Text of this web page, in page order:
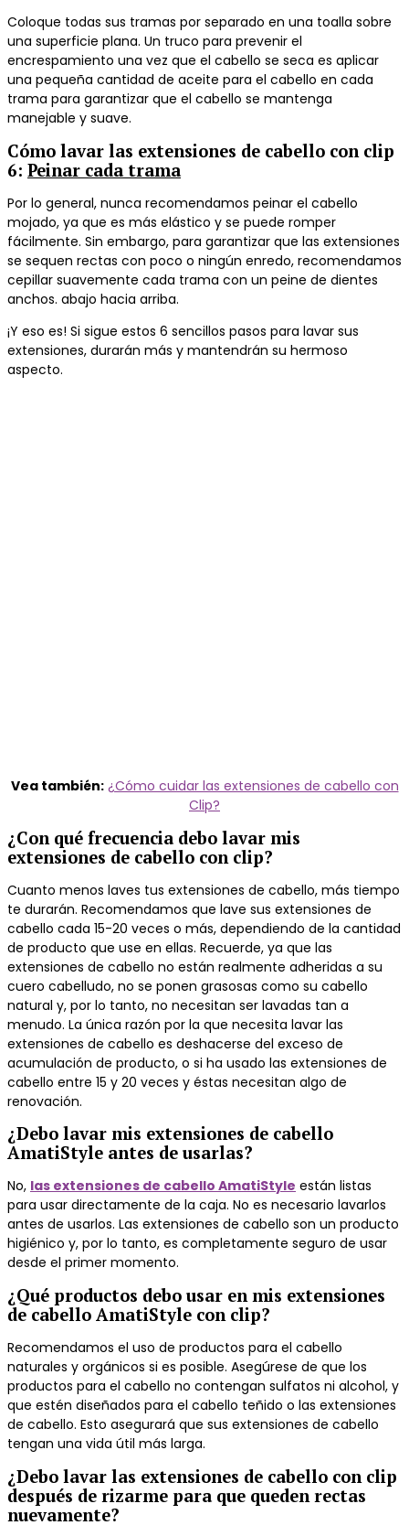
Coloque todas sus tramas por separado en una toalla sobre
una superficie plana. Un truco para prevenir el
encrespamiento una vez que el cabello se seca es aplicar
una pequeña cantidad de aceite para el cabello en cada
trama para garantizar que el cabello se mantenga
manejable y suave.
Cómo lavar las extensiones de cabello con clip
6: Peinar cada trama
Por lo general, nunca recomendamos peinar el cabello
mojado, ya que es más elástico y se puede romper
fácilmente. Sin embargo, para garantizar que las extensiones
se sequen rectas con poco o ningún enredo, recomendamos
cepillar suavemente cada trama con un peine de dientes
anchos. abajo hacia arriba.
¡Y eso es! Si sigue estos 6 sencillos pasos para lavar sus
extensiones, durarán más y mantendrán su hermoso
aspecto.
Vea también: ¿Cómo cuidar las extensiones de cabello con
Clip?
¿Con qué frecuencia debo lavar mis
extensiones de cabello con clip?
Cuanto menos laves tus extensiones de cabello, más tiempo
te durarán. Recomendamos que lave sus extensiones de
cabello cada 15-20 veces o más, dependiendo de la cantidad
de producto que use en ellas. Recuerde, ya que las
extensiones de cabello no están realmente adheridas a su
cuero cabelludo, no se ponen grasosas como su cabello
natural y, por lo tanto, no necesitan ser lavadas tan a
menudo. La única razón por la que necesita lavar las
extensiones de cabello es deshacerse del exceso de
acumulación de producto, o si ha usado las extensiones de
cabello entre 15 y 20 veces y éstas necesitan algo de
renovación.
¿Debo lavar mis extensiones de cabello
AmatiStyle antes de usarlas?
No, las extensiones de cabello AmatiStyle están listas
para usar directamente de la caja. No es necesario lavarlos
antes de usarlos. Las extensiones de cabello son un producto
higiénico y, por lo tanto, es completamente seguro de usar
desde el primer momento.
¿Qué productos debo usar en mis extensiones
de cabello AmatiStyle con clip?
Recomendamos el uso de productos para el cabello
naturales y orgánicos si es posible. Asegúrese de que los
productos para el cabello no contengan sulfatos ni alcohol, y
que estén diseñados para el cabello teñido o las extensiones
de cabello. Esto asegurará que sus extensiones de cabello
tengan una vida útil más larga.
¿Debo lavar las extensiones de cabello con clip
después de rizarme para que queden rectas
nuevamente?